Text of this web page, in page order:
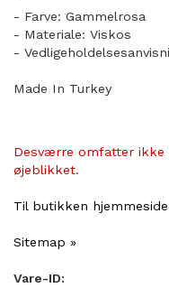
- Farve: Gammelrosa
- Materiale: Viskos
-
Made In Turkey
Desværre omfatter ikke
øjeblikket.
Til butikken
Sitemap »
Vare-ID: